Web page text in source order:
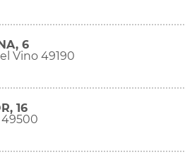
6
Vino 49190
16